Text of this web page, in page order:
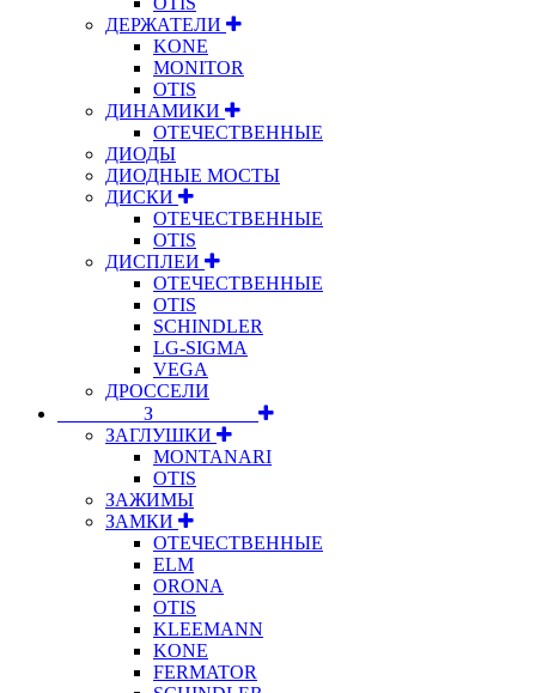
ДЕРЖАТЕЛИ
KONE
MONITOR
OTIS
ДИНАМИКИ
ОТЕЧЕСТВЕННЫЕ
ДИОДЫ
ДИОДНЫЕ МОСТЫ
ДИСКИ
ОТЕЧЕСТВЕННЫЕ
OTIS
ДИСПЛЕИ
ОТЕЧЕСТВЕННЫЕ
OTIS
SCHINDLER
LG-SIGMA
VEGA
ДРОССЕЛИ
⠀⠀⠀⠀⠀⠀З⠀⠀⠀⠀⠀⠀⠀
ЗАГЛУШКИ
MONTANARI
OTIS
ЗАЖИМЫ
ЗАМКИ
ОТЕЧЕСТВЕННЫЕ
ELM
ORONA
OTIS
KLEEMANN
KONE
FERMATOR